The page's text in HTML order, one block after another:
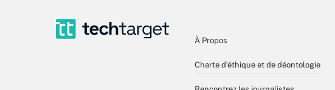
À Propos
Charte d’éthique et de déontologie